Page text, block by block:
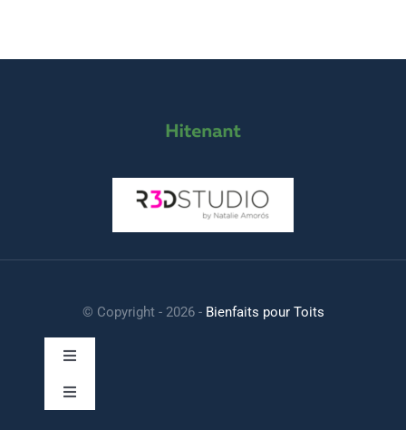
© Copyright - 2026 - Bienfaits pour Toits
Toggle
Toggle